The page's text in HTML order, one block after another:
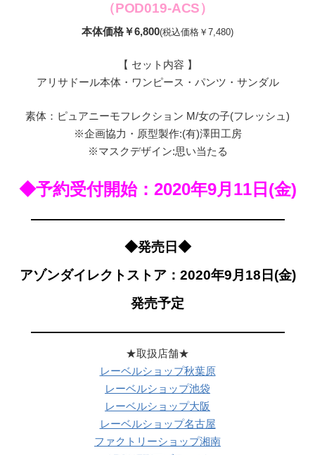
（POD019-ACS）
本体価格￥6,800(税込価格￥7,480)
【 セット内容 】
アリサドール本体・ワンピース・パンツ・サンダル
素体：ピュアニーモフレクション M/女の子(フレッシュ)
※企画協力・原型製作:(有)澤田工房
※マスクデザイン:思い当たる
◆予約受付開始：2020年9月11日(金)
———————————————————
◆発売日◆
アゾンダイレクトストア：2020年9月18日(金)
発売予定
———————————————————
★取扱店舗★
レーベルショップ秋葉原
レーベルショップ池袋
レーベルショップ大阪
レーベルショップ名古屋
ファクトリーショップ湘南